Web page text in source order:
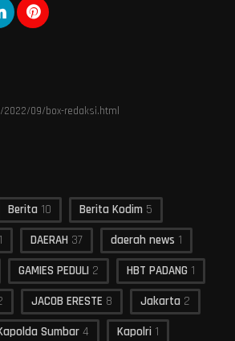
09/box-redaksi.html
Berita 10 Berita Kodim 5
1 DAERAH 37 daerah news 1
GAMIES PEDULI 2 HBT PADANG 1
JACOB ERESTE 8 Jakarta 2
Sumbar 4 Kapolri 1